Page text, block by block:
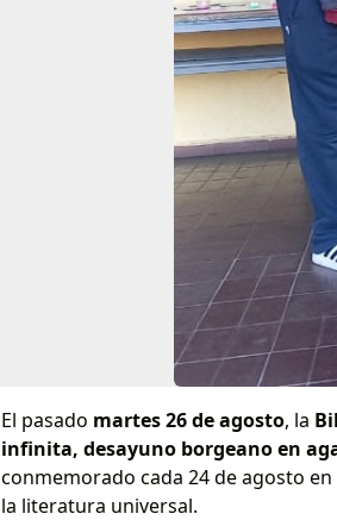
El pasado martes 26 de agosto, la
infinita, desayuno borgeano en
conmemorado cada 24 de agosto
la literatura universal.